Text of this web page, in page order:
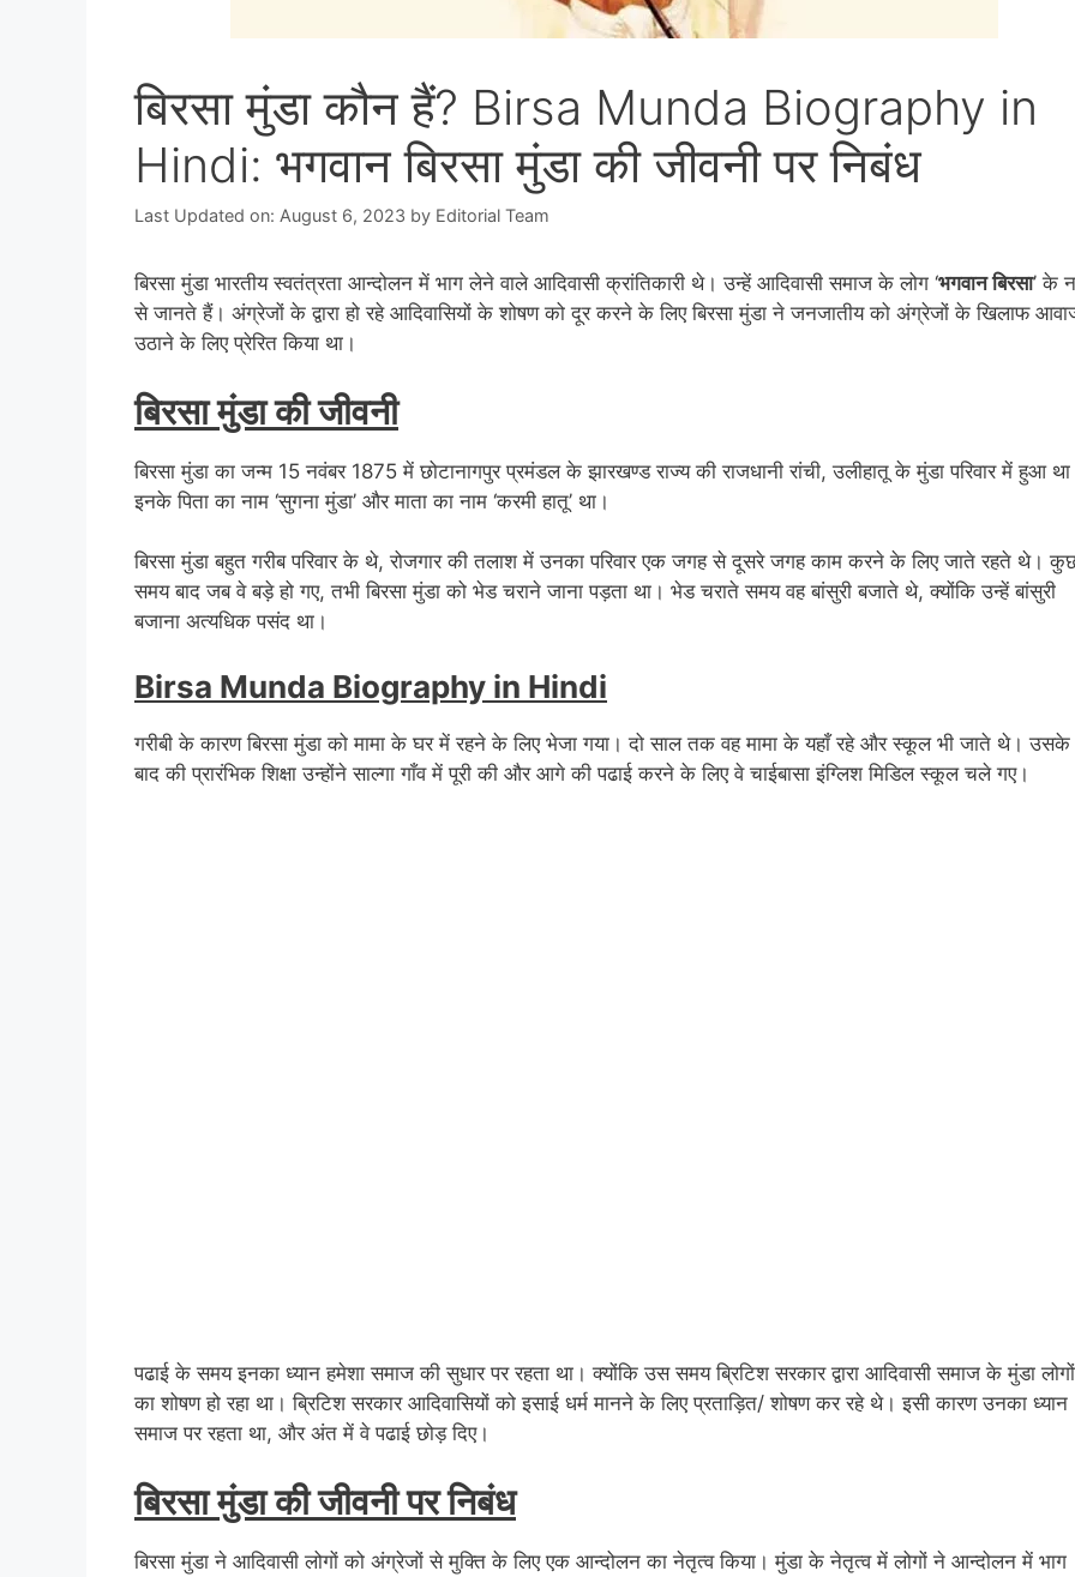
बिरसा मुंडा कौन हैं? Birsa Munda Biography in
Hindi: भगवान बिरसा मुंडा की जीवनी पर निबंध
Last Updated on: August 6, 2023 by Editorial Team
बिरसा मुंडा भारतीय स्वतंत्रता आन्दोलन में भाग लेने वाले आदिवासी क्रांतिकारी थे। उन्हें आदिवासी समाज के लोग ‘भगवान बिरसा’ के
से जानते हैं। अंग्रेजों के द्वारा हो रहे आदिवासियों के शोषण को दूर करने के लिए बिरसा मुंडा ने जनजातीय को अंग्रेजों के खिलाफ
उठाने के लिए प्रेरित किया था।
बिरसा मुंडा की जीवनी
बिरसा मुंडा का जन्म 15 नवंबर 1875 में छोटानागपुर प्रमंडल के झारखण्ड राज्य की राजधानी रांची, उलीहातू के मुंडा परिवार में हुआ
इनके पिता का नाम ‘सुगना मुंडा’ और माता का नाम ‘करमी हातू’ था।
बिरसा मुंडा बहुत गरीब परिवार के थे, रोजगार की तलाश में उनका परिवार एक जगह से दूसरे जगह काम करने के लिए जाते रहते थे।
समय बाद जब वे बड़े हो गए, तभी बिरसा मुंडा को भेड चराने जाना पड़ता था। भेड चराते समय वह बांसुरी बजाते थे, क्योंकि उन्हें बांसुरी
बजाना अत्यधिक पसंद था।
Birsa Munda Biography in Hindi
गरीबी के कारण बिरसा मुंडा को मामा के घर में रहने के लिए भेजा गया। दो साल तक वह मामा के यहाँ रहे और स्कूल भी जाते थे। उसके
बाद की प्रारंभिक शिक्षा उन्होंने साल्गा गाँव में पूरी की और आगे की पढाई करने के लिए वे चाईबासा इंग्लिश मिडिल स्कूल चले गए।
पढाई के समय इनका ध्यान हमेशा समाज की सुधार पर रहता था। क्योंकि उस समय ब्रिटिश सरकार द्वारा आदिवासी समाज के मुंडा लोगों
का शोषण हो रहा था। ब्रिटिश सरकार आदिवासियों को इसाई धर्म मानने के लिए प्रताड़ित/ शोषण कर रहे थे। इसी कारण उनका ध्यान
समाज पर रहता था, और अंत में वे पढाई छोड़ दिए।
बिरसा मुंडा की जीवनी पर निबंध
बिरसा मुंडा ने आदिवासी लोगों को अंग्रेजों से मुक्ति के लिए एक आन्दोलन का नेतृत्व किया। मुंडा के नेतृत्व में लोगों ने आन्दोलन में भाग